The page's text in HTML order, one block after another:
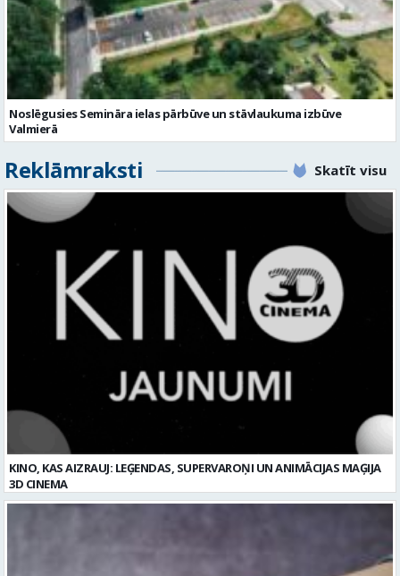
Noslēgusies Semināra ielas pārbūve un stāvlaukuma izbūve
Valmierā
Reklāmraksti Skatīt visu